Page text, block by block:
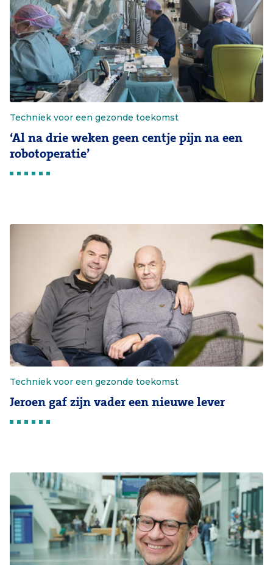
Techniek voor een gezonde toekomst
‘Al na drie weken geen centje pijn na een
robotoperatie’
Techniek voor een gezonde toekomst
Jeroen gaf zijn vader een nieuwe lever